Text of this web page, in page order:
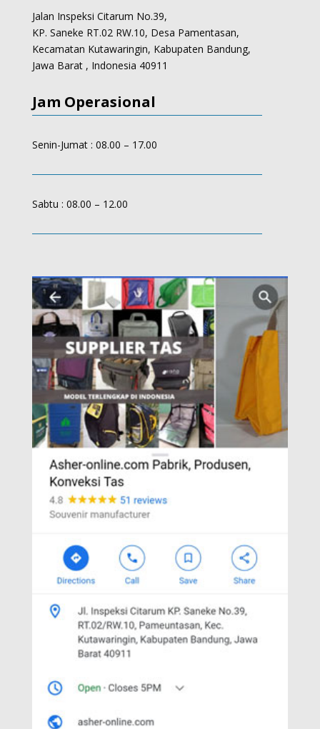
Jalan Inspeksi Citarum No.39,
KP. Saneke RT.02 RW.10, Desa Pamentasan,
Kecamatan Kutawaringin, Kabupaten Bandung,
Jawa Barat , Indonesia 40911
Jam Operasional
Senin-Jumat : 08.00 – 17.00
Sabtu : 08.00 – 12.00